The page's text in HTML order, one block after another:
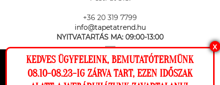
Ez a weboldal cookie-kat használ, hogy a
lehető legjobb élményt nyújtsa honlapunkon.
+36 20 319 7799
info@tapetatrend.hu
NYITVATARTÁS MA: 09:00-13:00
X
KEDVES ÜGYFELEINK, BEMUTATÓTERMÜNK
08.10-08.23-IG ZÁRVA TART, EZEN IDŐSZAK